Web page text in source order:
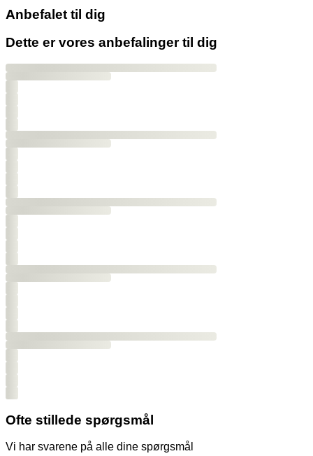
Anbefalet til dig
Dette er vores anbefalinger til dig
Ofte stillede spørgsmål
Vi har svarene på alle dine spørgsmål